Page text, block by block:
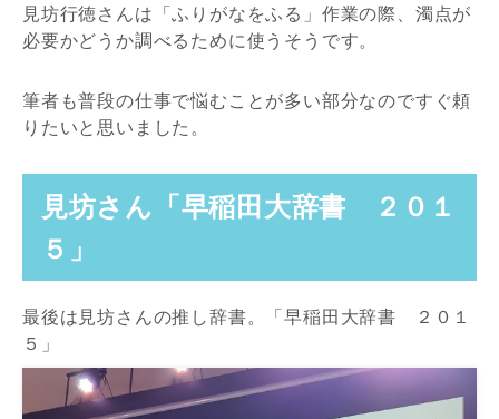
見坊行徳さんは「ふりがなをふる」作業の際、濁点が
必要かどうか調べるために使うそうです。
筆者も普段の仕事で悩むことが多い部分なのですぐ頼
りたいと思いました。
見坊さん「早稲田大辞書 ２０１
５」
最後は見坊さんの推し辞書。「早稲田大辞書 ２０１
５」